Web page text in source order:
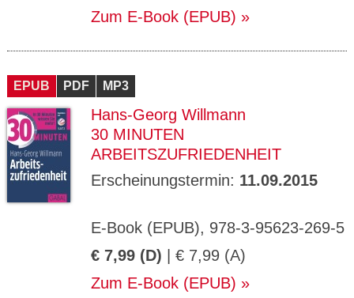
Zum E-Book (EPUB)
EPUB PDF MP3
Hans-Georg Willmann
30 MINUTEN
ARBEITSZUFRIEDENHEIT
Erscheinungstermin: 11.09.2015
E-Book (EPUB), 978-3-95623-269-5
€ 7,99 (D) | € 7,99 (A)
Zum E-Book (EPUB)